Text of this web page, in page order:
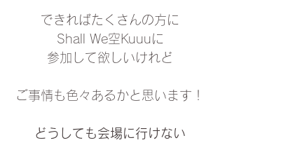
できればたくさんの方に
Shall We空Kuuuに
参加して欲しいけれど
ご事情も色々あるかと思います！
どうしても会場に行けない